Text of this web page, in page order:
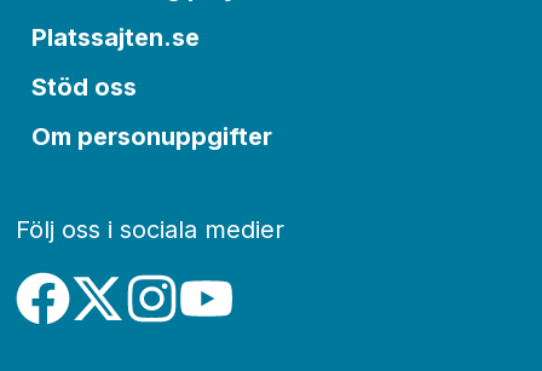
Platssajten.se
Stöd oss
Om personuppgifter
Följ oss i sociala medier